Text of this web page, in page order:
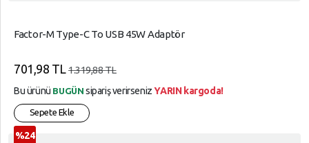
Factor-M Type-C To USB 45W Adaptör
701,98 TL 1.319,88 TL
Bu ürünü BUGÜN sipariş verirsenizYARIN kargoda!
Sepete Ekle
%24